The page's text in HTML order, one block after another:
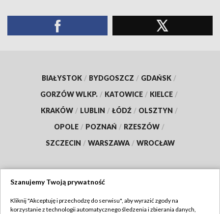
BIAŁYSTOK / BYDGOSZCZ / GDAŃSK /
GORZÓW WLKP. / KATOWICE / KIELCE /
KRAKÓW / LUBLIN / ŁÓDŹ / OLSZTYN /
OPOLE / POZNAŃ / RZESZÓW /
SZCZECIN / WARSZAWA / WROCŁAW
TVP
Szanujemy Twoją prywatność
Kliknij "Akceptuję i przechodzę do serwisu", aby wyrazić zgody na
korzystanie z technologii automatycznego śledzenia i zbierania danych,